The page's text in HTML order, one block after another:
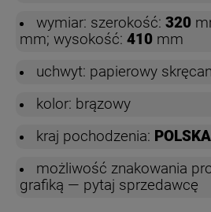
wymiar: szerokość: 320
mm; wysokość: 410 mm
uchwyt: papierowy
kolor: brązowy
kraj pochodzenia: POLSKA
możliwość znakowania
grafiką — pytaj sprzedawcę